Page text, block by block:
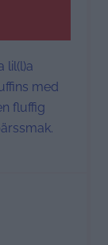
lil(l)a
med
fluffig